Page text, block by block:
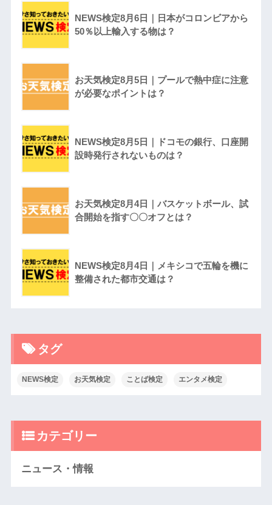
NEWS検定8月6日｜日本がコロンビアから
50％以上輸入する物は？
お天気検定8月5日｜プールで熱中症に注意
が必要なポイントは？
NEWS検定8月5日｜ドコモの銀行、口座開
設時発行されないものは？
お天気検定8月4日｜バスケットボール、試
合開始を指す〇〇オフとは？
NEWS検定8月4日｜メキシコで五輪を機に
整備された都市交通は？
タグ
NEWS検定 お天気検定 ことば検定 エンタメ検定
カテゴリー
ニュース・情報